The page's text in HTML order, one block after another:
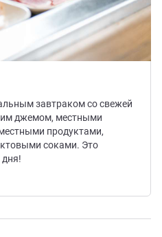
завтраком со свежей
джемом, местными
продуктами,
соками. Это
дня!